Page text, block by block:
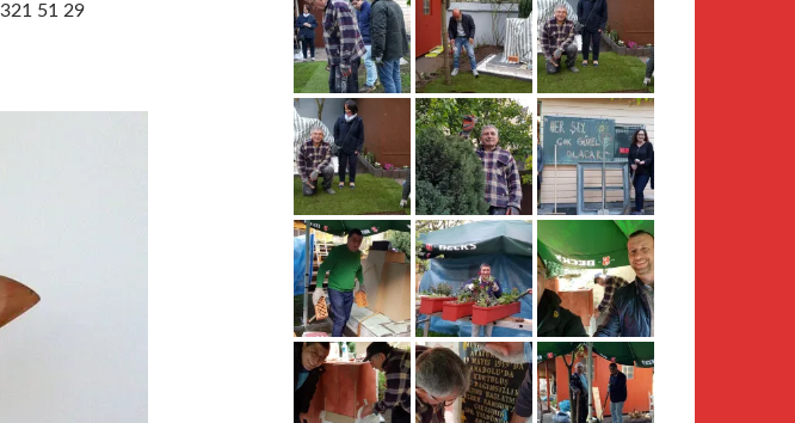
51 29